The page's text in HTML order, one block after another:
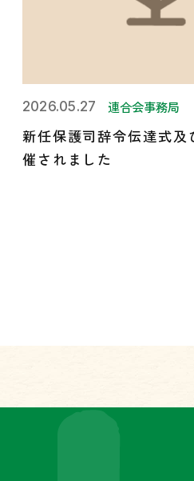
2026.05.27 連合会事務局
新任保護司辞令伝達式及
催されました